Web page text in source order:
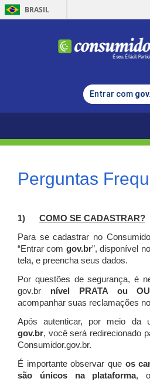
BRASIL
Entrar com
Perguntas
1) COMO SE CADASTRAR?
Para se cadastrar no
“Entrar com gov.br”, disponível
tela, e preencha seus dados.
Por questões de segurança, é
gov.br nível PRATA ou
acompanhar suas reclamações
Após autenticar, por meio da
gov.br, você será redirecionado
Consumidor.gov.br.
É importante observar que os
são únicos na plataforma,